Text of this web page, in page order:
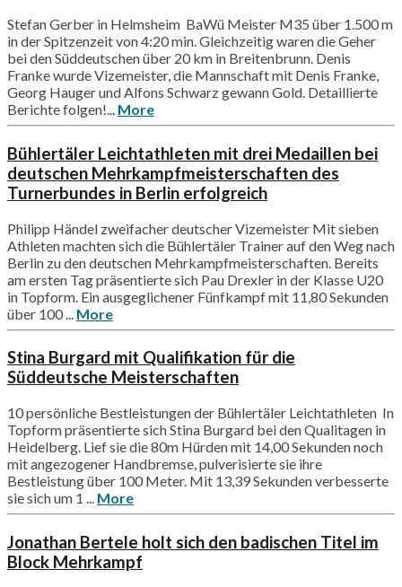
Stefan Gerber in Helmsheim BaWü Meister M35 über 1.500 m
in der Spitzenzeit von 4:20 min. Gleichzeitig waren die Geher
bei den Süddeutschen über 20 km in Breitenbrunn. Denis
Franke wurde Vizemeister, die Mannschaft mit Denis Franke,
Georg Hauger und Alfons Schwarz gewann Gold. Detaillierte
Berichte folgen!... More
Bühlertäler Leichtathleten mit drei Medaillen bei
deutschen Mehrkampfmeisterschaften des
Turnerbundes in Berlin erfolgreich
Philipp Händel zweifacher deutscher Vizemeister Mit sieben
Athleten machten sich die Bühlertäler Trainer auf den Weg nach
Berlin zu den deutschen Mehrkampfmeisterschaften. Bereits
am ersten Tag präsentierte sich Pau Drexler in der Klasse U20
in Topform. Ein ausgeglichener Fünfkampf mit 11,80 Sekunden
über 100 ... More
Stina Burgard mit Qualifikation für die
Süddeutsche Meisterschaften
10 persönliche Bestleistungen der Bühlertäler Leichtathleten In
Topform präsentierte sich Stina Burgard bei den Qualitagen in
Heidelberg. Lief sie die 80m Hürden mit 14,00 Sekunden noch
mit angezogener Handbremse, pulverisierte sie ihre
Bestleistung über 100 Meter. Mit 13,39 Sekunden verbesserte
sie sich um 1 ... More
Jonathan Bertele holt sich den badischen Titel im
Block Mehrkampf